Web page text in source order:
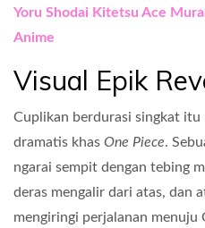
Yoru Shodai Kitetsu Ace
Anime
Visual Epik
Cuplikan berdurasi singkat itu
dramatis khas One Piece.
ngarai sempit dengan tebing
deras mengalir dari atas, dan
mengiringi perjalanan menuju